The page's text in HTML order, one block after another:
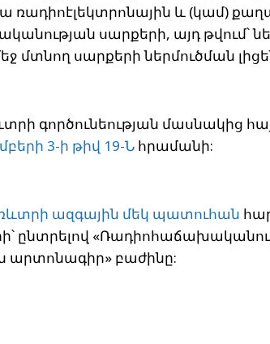
ռադիոէլեկտրոնային և (կամ)
սարքերի, այդ թվում՝
մտնող սարքերի ներմուծման
գործունեության մասնակից
3-ի թիվ 19-Ն հրամանի:
ազգային մեկ պատուհան
ընտրելով
արտոնագիր» բաժինը: